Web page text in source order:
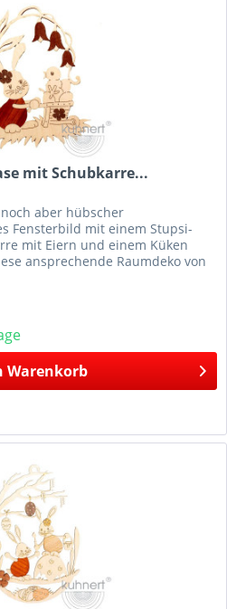
mit Schubkarre...
aber hübscher
Fensterbild mit einem Stupsi-
mit Eiern und einem Küken
ansprechende Raumdeko von
Warenkorb